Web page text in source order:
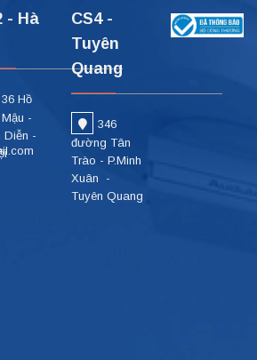
- Hà
36 Hồ
-
Diễn -
CS4 -
Tuyên
Quang
346
đường Tân
Trào - P.Minh
Xuân -
Tuyên Quang